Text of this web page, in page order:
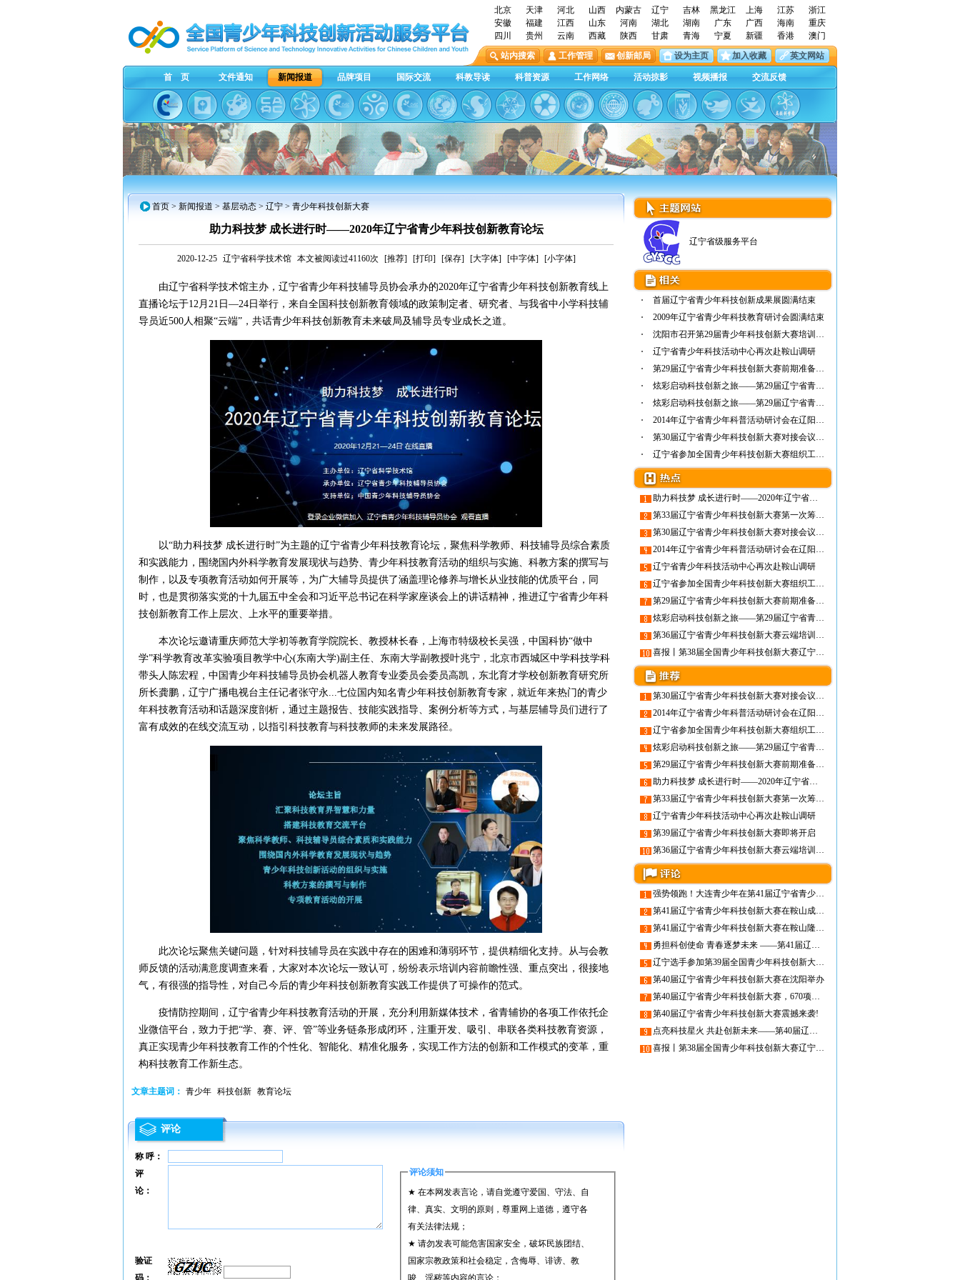
北京 天津 河北 山西 内蒙古 辽宁 吉林 黑龙江 上海 江苏
浙江
安徽
福建 江西 山东 河南 湖北 湖南 广东 广西 海南
重庆
四川
贵州 云南 西藏 陕西 甘肃 青海 宁夏 新疆 香港
澳门
站内搜索
工作管理 创新邮局 设为主页 加入收藏 英文网站
首 页 文件通知 新闻报道 品牌项目 国际交流 科教导读 科普资源 工作网络 活动掠影 视频播报 交流反馈
首页 > 新闻报道 > 基层动态 > 辽宁 > 青少年科技创新大赛
助力科技梦 成长进行时——2020年辽宁省青少年科技创新教育论坛
2020-12-25 辽宁省科学技术馆 本文被阅读过41160次 [推荐] [打印] [保存] [大字体] [中字体] [小字体]
由辽宁省科学技术馆主办，辽宁省青少年科技辅导员协会承办的2020年辽宁省青少年科技创新教育线上
直播论坛于12月21日—24日举行，来自全国科技创新教育领域的政策制定者、研究者、与我省中小学科技辅
导员近500人相聚“云端”，共话青少年科技创新教育未来破局及辅导员专业成长之道。
以“助力科技梦 成长进行时”为主题的辽宁省青少年科技教育论坛，聚焦科学教师、科技辅导员综合素质
和实践能力，围绕国内外科学教育发展现状与趋势、青少年科技教育活动的组织与实施、科教方案的撰写与
制作，以及专项教育活动如何开展等，为广大辅导员提供了涵盖理论修养与增长从业技能的优质平台，同
时，也是贯彻落实党的十九届五中全会和习近平总书记在科学家座谈会上的讲话精神，推进辽宁省青少年科
技创新教育工作上层次、上水平的重要举措。
本次论坛邀请重庆师范大学初等教育学院院长、教授林长春，上海市特级校长吴强，中国科协“做中
学”科学教育改革实验项目教学中心(东南大学)副主任、东南大学副教授叶兆宁，北京市西城区中学科技学科
带头人陈宏程，中国青少年科技辅导员协会机器人教育专业委员会委员高凯，东北育才学校创新教育研究所
所长龚鹏，辽宁广播电视台主任记者张守永...七位国内知名青少年科技创新教育专家，就近年来热门的青少
年科技教育活动和话题深度剖析，通过主题报告、技能实践指导、案例分析等方式，与基层辅导员们进行了
富有成效的在线交流互动，以指引科技教育与科技教师的未来发展路径。
此次论坛聚焦关键问题，针对科技辅导员在实践中存在的困难和薄弱环节，提供精细化支持。从与会教
师反馈的活动满意度调查来看，大家对本次论坛一致认可，纷纷表示培训内容前瞻性强、重点突出，很接地
气，有很强的指导性，对自己今后的青少年科技创新教育实践工作提供了可操作的范式。
疫情防控期间，辽宁省青少年科技教育活动的开展，充分利用新媒体技术，省青辅协的各项工作依托企
业微信平台，致力于把“学、赛、评、管”等业务链条形成闭环，注重开发、吸引、串联各类科技教育资源，
真正实现青少年科技教育工作的个性化、智能化、精准化服务，实现工作方法的创新和工作模式的变革，重
构科技教育工作新生态。
文章主题词： 青少年 科技创新 教育论坛
评论
称 呼：
评论须知
★ 在本网发表言论，请自觉遵守爱国、守法、自
律、真实、文明的原则，尊重网上道德，遵守各
有关法律法规；
★ 请勿发表可能危害国家安全，破坏民族团结、
国家宗教政策和社会稳定，含侮辱、诽谤、教
唆、淫秽等内容的言论；
评
论：
验证
码：
辽宁省级服务平台
首届辽宁省青少年科技创新成果展圆满结束
2009年辽宁省青少年科技教育研讨会圆满结束
沈阳市召开第29届青少年科技创新大赛培训交流会
辽宁省青少年科技活动中心再次赴鞍山调研
第29届辽宁省青少年科技创新大赛前期准备工作…
炫彩启动科技创新之旅——第29届辽宁省青少年…
炫彩启动科技创新之旅——第29届辽宁省青少年…
2014年辽宁省青少年科普活动研讨会在辽阳圆满…
第30届辽宁省青少年科技创新大赛对接会议召开
辽宁省参加全国青少年科技创新大赛组织工作者…
助力科技梦 成长进行时——2020年辽宁省青少年科技创新教育论坛
第33届辽宁省青少年科技创新大赛第一次筹备工作会在沈阳召开
第30届辽宁省青少年科技创新大赛对接会议召开
2014年辽宁省青少年科普活动研讨会在辽阳圆满召开
辽宁省青少年科技活动中心再次赴鞍山调研
辽宁省参加全国青少年科技创新大赛组织工作者培训班
第29届辽宁省青少年科技创新大赛前期准备工作就绪
炫彩启动科技创新之旅——第29届辽宁省青少年科技创新大赛隆重开幕
第36届辽宁省青少年科技创新大赛云端培训顺利开展
喜报丨第38届全国青少年科技创新大赛辽宁代表队取得历史突破
第30届辽宁省青少年科技创新大赛对接会议召开
2014年辽宁省青少年科普活动研讨会在辽阳圆满召开
辽宁省参加全国青少年科技创新大赛组织工作者培训班
炫彩启动科技创新之旅——第29届辽宁省青少年科技创新大赛隆重开幕
第29届辽宁省青少年科技创新大赛前期准备工作就绪
助力科技梦 成长进行时——2020年辽宁省青少年科技创新教育论坛
第33届辽宁省青少年科技创新大赛第一次筹备工作会在沈阳召开
辽宁省青少年科技活动中心再次赴鞍山调研
第39届辽宁省青少年科技创新大赛即将开启
第36届辽宁省青少年科技创新大赛云端培训顺利开展
强势领跑！大连青少年在第41届辽宁省青少年科技创新大赛中斩获佳绩
第41届辽宁省青少年科技创新大赛在鞍山成功举办
第41届辽宁省青少年科技创新大赛在鞍山隆重启幕
勇担科创使命 青春逐梦未来 ——第41届辽宁省青少年科技创新大赛即将启幕
辽宁选手参加第39届全国青少年科技创新大赛喜获“中国科协主席奖”
第40届辽宁省青少年科技创新大赛在沈阳举办
第40届辽宁省青少年科技创新大赛，670项创新作品参赛！
第40届辽宁省青少年科技创新大赛震撼来袭!
点亮科技星火 共赴创新未来——第40届辽宁省青少年科技创新大赛为你而来!
喜报丨第38届全国青少年科技创新大赛辽宁代表队取得历史突破